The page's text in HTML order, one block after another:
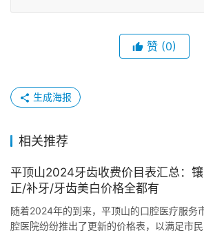
赞 (0)
生成海报
相关推荐
平顶山2024牙齿收费价目表汇总：
正/补牙/牙齿美白价格全都有
随着2024年的到来，平顶山的口腔医疗服务
腔医院纷纷推出了更新的价格表，以满足市